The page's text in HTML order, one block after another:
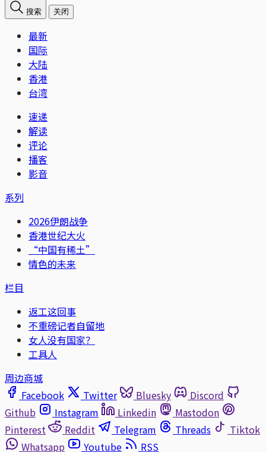
搜索 关闭
最新
国际
大陆
香港
台湾
速递
解读
评论
播客
影音
系列
2026伊朗战争
香港世纪大火
“中国有稀土”
情色的未来
栏目
返工这回事
不重磅记者自留地
女人没有国家？
工具人
周边商城
Facebook
Twitter Bluesky
Discord
Github
Instagram Linkedin
Mastodon
Pinterest
Reddit Telegram Threads
Tiktok
Whatsapp
Youtube
RSS